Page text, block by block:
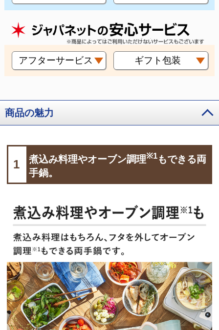
アフターサービス ギフト包装
商品の魅力
1 煮込み料理やオーブン調理※1もできる両
手鍋。